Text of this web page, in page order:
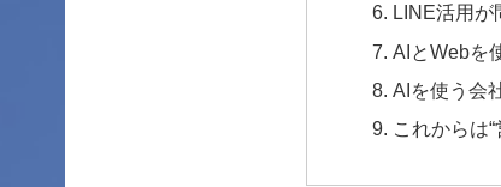
LINE活用が
AIとWebを
AIを使う会
これからは